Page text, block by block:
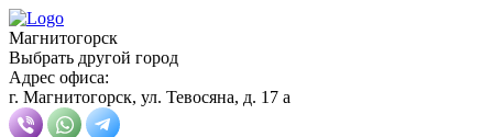
Магнитогорск
Выбрать другой город
Адрес офиса:
г. Магнитогорск, ул. Тевосяна, д. 17 а